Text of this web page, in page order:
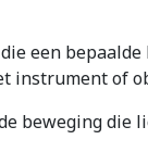
een
instrument of
beweging die